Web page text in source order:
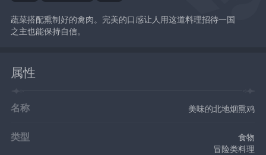
蔬菜搭配熏制好的禽肉。完美的口感让人用这道料理招待一国
之主也能保持自信。
属性
名称 美味的北地烟熏鸡
类型
食物
冒险类料理